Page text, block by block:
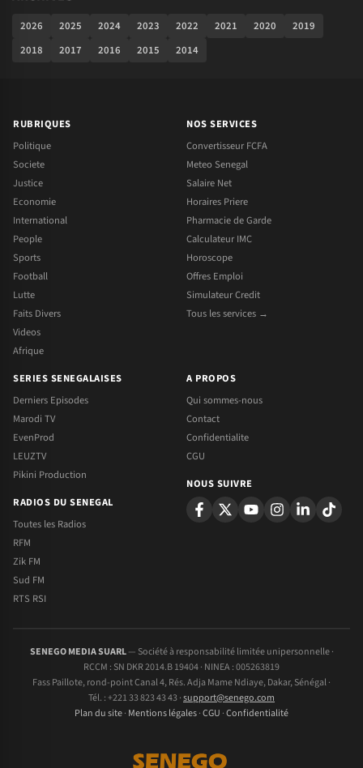
2026 2025 2024 2023 2022 2021 2020
2019
2018
2017 2016 2015 2014
RUBRIQUES
Politique
Societe
Justice
Economie
International
People
Sports
Football
Lutte
Faits Divers
Videos
Afrique
NOS SERVICES
Convertisseur FCFA
Meteo Senegal
Salaire Net
Horaires Priere
Pharmacie de Garde
Calculateur IMC
Horoscope
Offres Emploi
Simulateur Credit
Tous les services →
SERIES SENEGALAISES
Derniers Episodes
Marodi TV
EvenProd
LEUZTV
Pikini Production
RADIOS DU SENEGAL
Toutes les Radios
RFM
Zik FM
Sud FM
RTS RSI
A PROPOS
Qui sommes-nous
Contact
Confidentialite
CGU
NOUS SUIVRE
SENEGO MEDIA SUARL— Société à responsabilité limitée unipersonnelle ·
RCCM : SN DKR 2014.B 19404 · NINEA : 005263819
Fass Paillote, rond-point Canal 4, Rés. Adja Mame Ndiaye, Dakar, Sénégal ·
Tél. : +221 33 823 43 43 ·support@senego.com
Plan du site· Mentions légales·CGU ·Confidentialité